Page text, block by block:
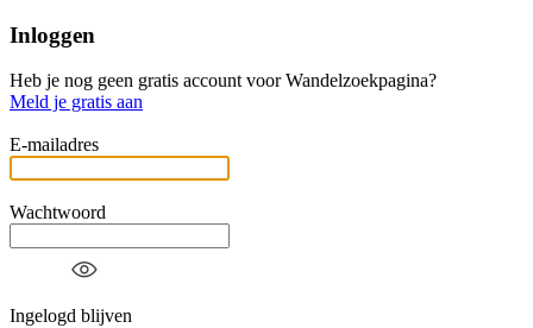
Inloggen
Heb je nog geen gratis account voor Wandelzoekpagina?
Meld je gratis aan
E-mailadres
Wachtwoord
Ingelogd blijven